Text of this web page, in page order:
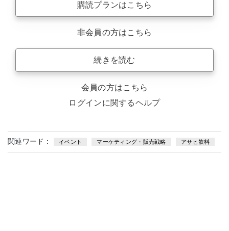
購読プランはこちら
非会員の方はこちら
続きを読む
会員の方はこちら
ログインに関するヘルプ
関連ワード： イベント マーケティング・販売戦略 アサヒ飲料